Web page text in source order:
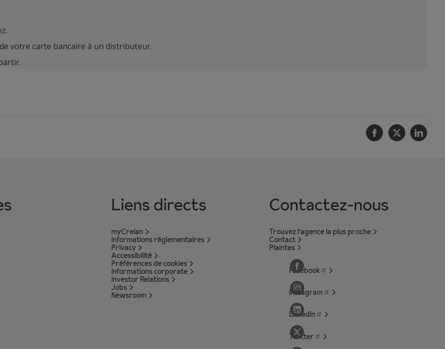
votre carte bancaire à un distributeur.
Facebook
Twitter
Liens directs
myCrelan
Informations réglementaires
Privacy
Accessibilité
Préférences de cookies
Informations corporate
Investor Relations
Jobs
Newsroom
Contactez-nous
Trouvez l'agence la plus proche
Contact
Plaintes
Facebook
Instagram
LinkedIn
Twitter